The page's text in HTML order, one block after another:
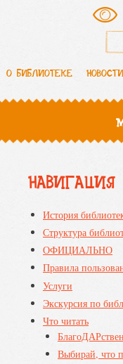
О БИБЛИОТЕКЕ НОВОСТИ
НАВИГАЦИЯ
История
Структура
ОФИЦИАЛЬНО
Правила
Услуги
Экскурсия по
Что читать
Выбирай, что